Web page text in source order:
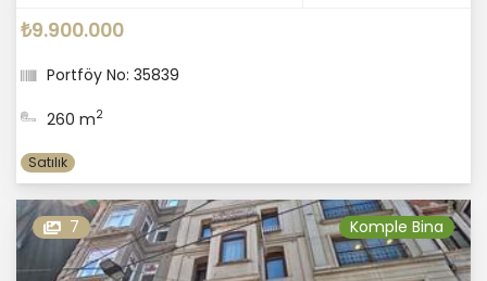
₺9.900.000
Portföy No: 35839
260 m2
Satılık
7 Komple Bina